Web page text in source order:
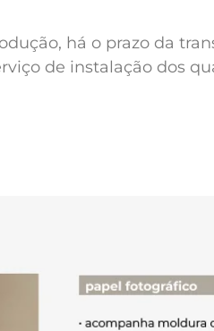
há o prazo da
de instalação dos